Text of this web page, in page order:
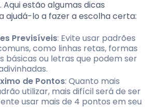
estão algumas dicas
ajudá-lo a fazer a escolha certa:
Previsíveis: Evite usar padrões
como linhas retas, formas
básicas ou letras que podem ser
de Pontos: Quanto mais
utilizar, mais difícil será de ser
usar mais de 4 pontos em seu